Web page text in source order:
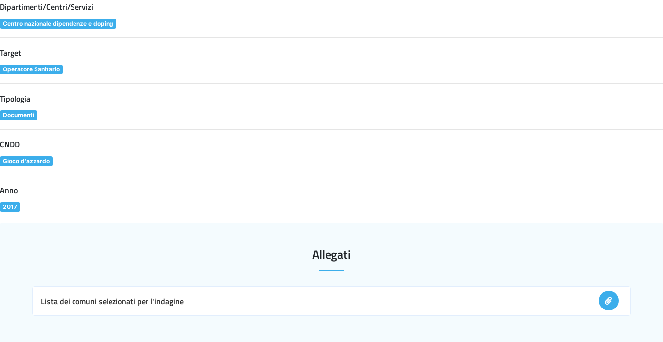
Dipartimenti/Centri/Servizi
Centro nazionale dipendenze e doping
Target
Operatore Sanitario
Tipologia
Documenti
CNDD
Gioco d'azzardo
Anno
2017
Allegati
Lista dei comuni selezionati per l'indagine